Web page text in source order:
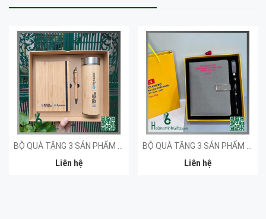
BỘ QUÀ TẶNG 3 SẢN PHẨM - KHÁCH HÀNG SYNAPSE
Liên hệ
BỘ QUÀ TẶNG 3 SẢN PHẨM - ĐẠI HỘI NGHIÊN CỨU
Liên hệ